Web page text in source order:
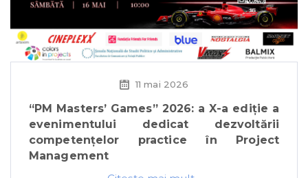
11 mai 2026
“PM Masters’ Games” 2026: a X-a ediție a
evenimentului dedicat dezvoltării
competențelor practice în Project
Management